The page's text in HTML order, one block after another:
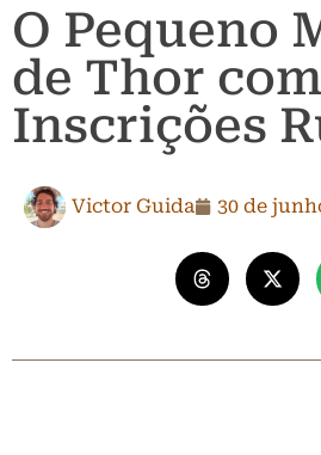
O Pequeno
de Thor com
Inscrições
Victor Guida 30 de